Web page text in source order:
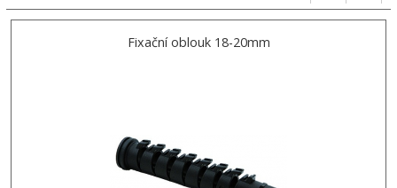
Fixační oblouk 18-20mm